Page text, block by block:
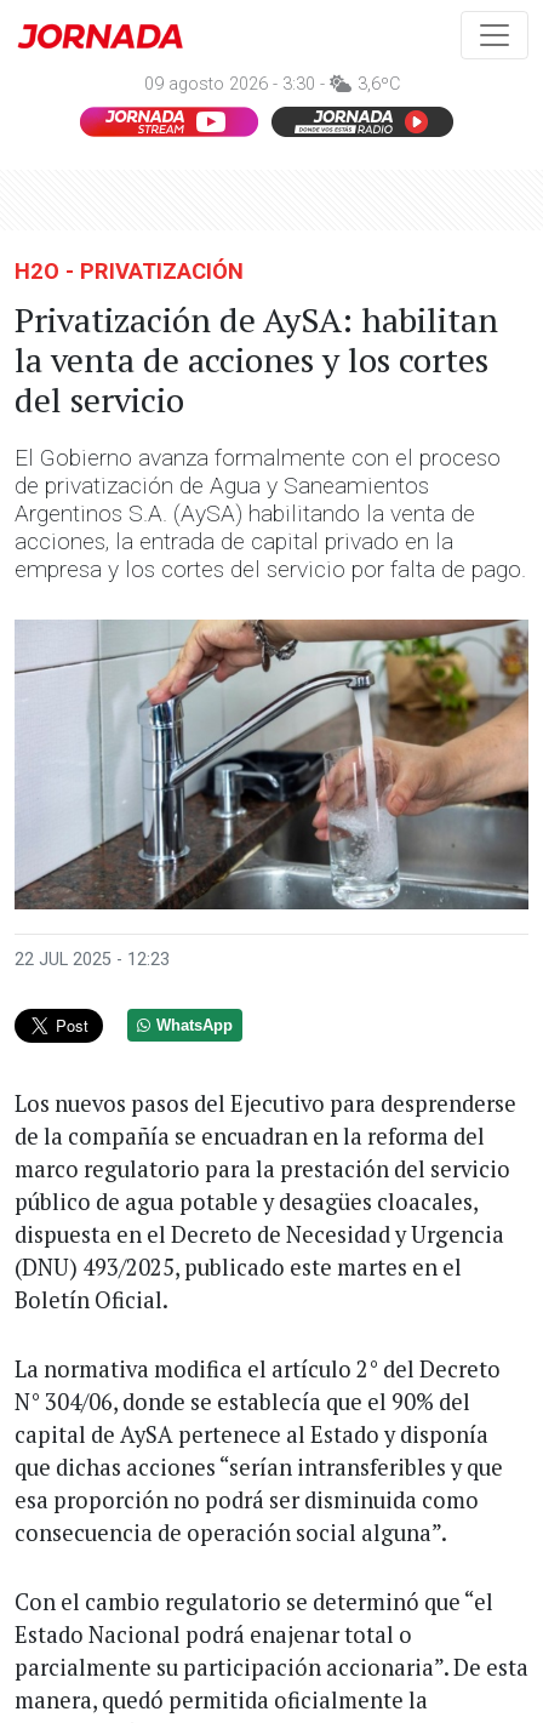
09 agosto 2026 - 3:30 - 3,6ºC
H2O - PRIVATIZACIÓN
Privatización de AySA: habilitan
la venta de acciones y los cortes
del servicio
El Gobierno avanza formalmente con el proceso
de privatización de Agua y Saneamientos
Argentinos S.A. (AySA) habilitando la venta de
acciones, la entrada de capital privado en la
empresa y los cortes del servicio por falta de pago.
22 JUL 2025 - 12:23
WhatsApp
Los nuevos pasos del Ejecutivo para desprenderse
de la compañía se encuadran en la reforma del
marco regulatorio para la prestación del servicio
público de agua potable y desagües cloacales,
dispuesta en el Decreto de Necesidad y Urgencia
(DNU) 493/2025, publicado este martes en el
Boletín Oficial.
La normativa modifica el artículo 2° del Decreto
N° 304/06, donde se establecía que el 90% del
capital de AySA pertenece al Estado y disponía
que dichas acciones “serían intransferibles y que
esa proporción no podrá ser disminuida como
consecuencia de operación social alguna”.
Con el cambio regulatorio se determinó que “el
Estado Nacional podrá enajenar total o
parcialmente su participación accionaria”. De esta
manera, quedó permitida oficialmente la